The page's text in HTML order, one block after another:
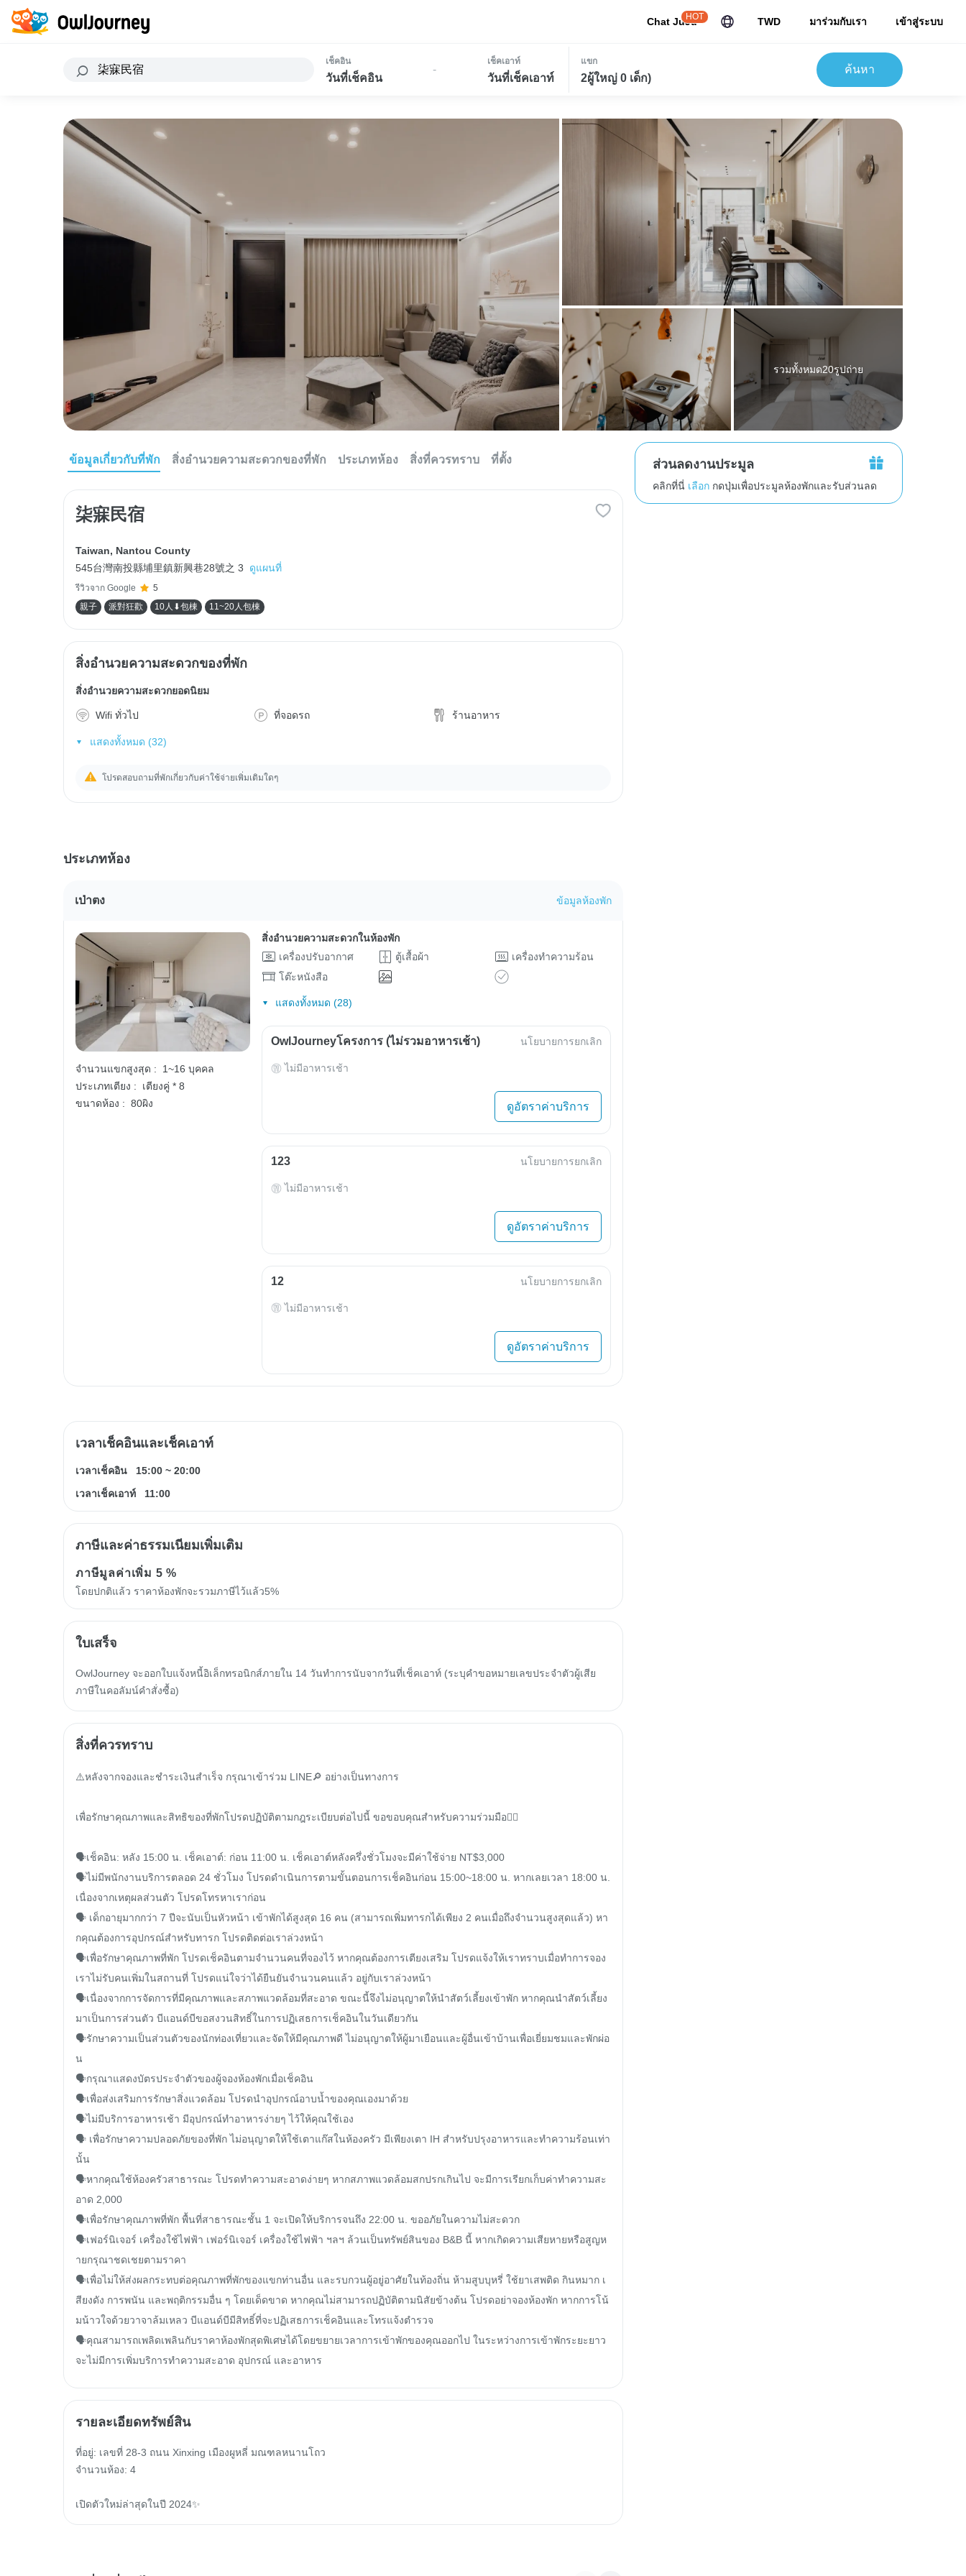
Chat JuJu
HOT TWD มาร่วมกับเรา เข้าสู่ระบบ
เช็คอิน
วันที่เช็คอิน
-
เช็คเอาท์
วันที่เช็คเอาท์
แขก
2ผู้ใหญ่ 0 เด็ก)
ค้นหา
รวมทั้งหมด20รูปถ่าย
ข้อมูลเกี่ยวกับที่พัก สิ่งอำนวยความสะดวกของที่พัก ประเภทห้อง สิ่งที่ควรทราบ ที่ตั้ง
柒寐民宿
Taiwan, Nantou County
545台灣南投縣埔里鎮新興巷28號之 3
ดูแผนที่
รีวิวจาก Google
5
親子
派對狂歡 10人⬇包棟 11~20人包棟
สิ่งอำนวยความสะดวกของที่พัก
สิ่งอำนวยความสะดวกยอดนิยม
Wifi ทั่วไป ที่จอดรถ ร้านอาหาร
แสดงทั้งหมด (32)
โปรดสอบถามที่พักเกี่ยวกับค่าใช้จ่ายเพิ่มเติมใดๆ
ประเภทห้อง
เป่าตง ข้อมูลห้องพัก
จำนวนแขกสูงสุด :
1~16 บุคคล
ประเภทเตียง :
เตียงคู่ * 8
ขนาดห้อง : 80ผิง
สิ่งอำนวยความสะดวกในห้องพัก
เครื่องปรับอากาศ
ตู้เสื้อผ้า
เครื่องทำความร้อน
โต๊ะหนังสือ
แสดงทั้งหมด (28)
OwlJourneyโครงการ (ไม่รวมอาหารเช้า) นโยบายการยกเลิก
ไม่มีอาหารเช้า
ดูอัตราค่าบริการ
123 นโยบายการยกเลิก
ไม่มีอาหารเช้า
ดูอัตราค่าบริการ
12 นโยบายการยกเลิก
ไม่มีอาหารเช้า
ดูอัตราค่าบริการ
เวลาเช็คอินและเช็คเอาท์
เวลาเช็คอิน 15:00 ~ 20:00
เวลาเช็คเอาท์
11:00
ภาษีและค่าธรรมเนียมเพิ่มเติม
ภาษีมูลค่าเพิ่ม 5 %
โดยปกติแล้ว ราคาห้องพักจะรวมภาษีไว้แล้ว5%
ใบเสร็จ
OwlJourney จะออกใบแจ้งหนี้อิเล็กทรอนิกส์ภายใน 14 วันทำการนับจากวันที่เช็คเอาท์ (ระบุคำขอหมายเลขประจำตัวผู้เสีย
ภาษีในคอลัมน์คำสั่งซื้อ)
สิ่งที่ควรทราบ
⚠️หลังจากจองและชำระเงินสำเร็จ กรุณาเข้าร่วม LINE🔎 อย่างเป็นทางการ
เพื่อรักษาคุณภาพและสิทธิของที่พักโปรดปฏิบัติตามกฎระเบียบต่อไปนี้ ขอขอบคุณสำหรับความร่วมมือ👇🏻
🗣️เช็คอิน: หลัง 15:00 น. เช็คเอาต์: ก่อน 11:00 น. เช็คเอาต์หลังครึ่งชั่วโมงจะมีค่าใช้จ่าย NT$3,000
🗣️ไม่มีพนักงานบริการตลอด 24 ชั่วโมง โปรดดำเนินการตามขั้นตอนการเช็คอินก่อน 15:00~18:00 น. หากเลยเวลา 18:00 น.
เนื่องจากเหตุผลส่วนตัว โปรดโทรหาเราก่อน
🗣️ เด็กอายุมากกว่า 7 ปีจะนับเป็นหัวหน้า เข้าพักได้สูงสุด 16 คน (สามารถเพิ่มทารกได้เพียง 2 คนเมื่อถึงจำนวนสูงสุดแล้ว) หา
กคุณต้องการอุปกรณ์สำหรับทารก โปรดติดต่อเราล่วงหน้า
🗣️เพื่อรักษาคุณภาพที่พัก โปรดเช็คอินตามจำนวนคนที่จองไว้ หากคุณต้องการเตียงเสริม โปรดแจ้งให้เราทราบเมื่อทำการจอง
เราไม่รับคนเพิ่มในสถานที่ โปรดแน่ใจว่าได้ยืนยันจำนวนคนแล้ว อยู่กับเราล่วงหน้า
🗣️เนื่องจากการจัดการที่มีคุณภาพและสภาพแวดล้อมที่สะอาด ขณะนี้จึงไม่อนุญาตให้นำสัตว์เลี้ยงเข้าพัก หากคุณนำสัตว์เลี้ยง
มาเป็นการส่วนตัว บีแอนด์บีขอสงวนสิทธิ์ในการปฏิเสธการเช็คอินในวันเดียวกัน
🗣️รักษาความเป็นส่วนตัวของนักท่องเที่ยวและจัดให้มีคุณภาพดี ไม่อนุญาตให้ผู้มาเยือนและผู้อื่นเข้าบ้านเพื่อเยี่ยมชมและพักผ่อ
น
🗣️กรุณาแสดงบัตรประจำตัวของผู้จองห้องพักเมื่อเช็คอิน
🗣️เพื่อส่งเสริมการรักษาสิ่งแวดล้อม โปรดนำอุปกรณ์อาบน้ำของคุณเองมาด้วย
🗣️ไม่มีบริการอาหารเช้า มีอุปกรณ์ทำอาหารง่ายๆ ไว้ให้คุณใช้เอง
🗣️ เพื่อรักษาความปลอดภัยของที่พัก ไม่อนุญาตให้ใช้เตาแก๊สในห้องครัว มีเพียงเตา IH สำหรับปรุงอาหารและทำความร้อนเท่า
นั้น
🗣️หากคุณใช้ห้องครัวสาธารณะ โปรดทำความสะอาดง่ายๆ หากสภาพแวดล้อมสกปรกเกินไป จะมีการเรียกเก็บค่าทำความสะ
อาด 2,000
🗣️เพื่อรักษาคุณภาพที่พัก พื้นที่สาธารณะชั้น 1 จะเปิดให้บริการจนถึง 22:00 น. ขออภัยในความไม่สะดวก
🗣️เฟอร์นิเจอร์ เครื่องใช้ไฟฟ้า เฟอร์นิเจอร์ เครื่องใช้ไฟฟ้า ฯลฯ ล้วนเป็นทรัพย์สินของ B&B นี้ หากเกิดความเสียหายหรือสูญห
ายกรุณาชดเชยตามราคา
🗣️เพื่อไม่ให้ส่งผลกระทบต่อคุณภาพที่พักของแขกท่านอื่น และรบกวนผู้อยู่อาศัยในท้องถิ่น ห้ามสูบบุหรี่ ใช้ยาเสพติด กินหมาก เ
สียงดัง การพนัน และพฤติกรรมอื่น ๆ โดยเด็ดขาด หากคุณไม่สามารถปฏิบัติตามนิสัยข้างต้น โปรดอย่าจองห้องพัก หากการโน้
มน้าวใจด้วยวาจาล้มเหลว บีแอนด์บีมีสิทธิ์ที่จะปฏิเสธการเช็คอินและโทรแจ้งตำรวจ
🗣️คุณสามารถเพลิดเพลินกับราคาห้องพักสุดพิเศษได้โดยขยายเวลาการเข้าพักของคุณออกไป ในระหว่างการเข้าพักระยะยาว
จะไม่มีการเพิ่มบริการทำความสะอาด อุปกรณ์ และอาหาร
รายละเอียดทรัพย์สิน
ที่อยู่: เลขที่ 28-3 ถนน Xinxing เมืองผูหลี่ มณฑลหนานโถว
จำนวนห้อง: 4
เปิดตัวใหม่ล่าสุดในปี 2024✨
ส่วนลดงานประมูล
คลิกที่นี่เลือก กดปุ่มเพื่อประมูลห้องพักและรับส่วนลด